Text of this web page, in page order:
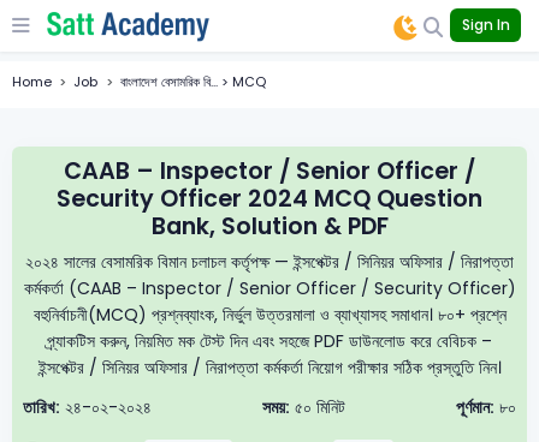
Sign In
Home Job বাংলাদেশ বেসামরিক বি... > MCQ
CAAB – Inspector / Senior Officer /
Security Officer 2024 MCQ Question
Bank, Solution & PDF
২০২৪ সালের বেসামরিক বিমান চলাচল কর্তৃপক্ষ — ইন্সপেক্টর / সিনিয়র অফিসার / নিরাপত্তা
কর্মকর্তা (CAAB – Inspector / Senior Officer / Security Officer)
বহুনির্বাচনী(MCQ) প্রশ্নব্যাংক, নির্ভুল উত্তরমালা ও ব্যাখ্যাসহ সমাধান। ৮০+ প্রশ্নে
প্র্যাকটিস করুন, নিয়মিত মক টেস্ট দিন এবং সহজে PDF ডাউনলোড করে বেবিচক –
ইন্সপেক্টর / সিনিয়র অফিসার / নিরাপত্তা কর্মকর্তা নিয়োগ পরীক্ষার সঠিক প্রস্তুতি নিন।
তারিখ: ২৪-০২-২০২৪ সময়: ৫০ মিনিট পূর্ণমান: ৮০